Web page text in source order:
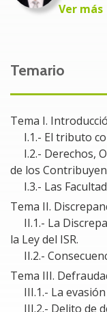
Ver más
Temario
Tema I.
I.1.- El tributo
I.2.- Derechos,
de los
I.3.- Las
Tema II.
II.1.- La
la Ley del ISR.
II.2.-
Tema III.
III.1.- La
III.2.- Delito de